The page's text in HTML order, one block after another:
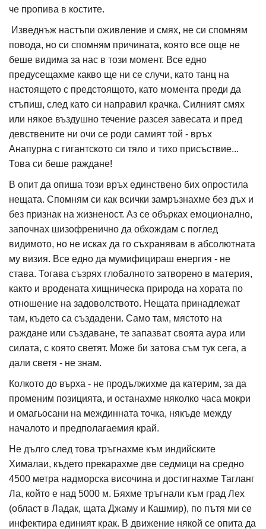
че пропива в костите.
Изведнъж настъпи оживление и смях, не си спомням
повода, но си спомням причината, която все още не
беше видима за нас в този момент. Все едно
предусещахме какво ще ни се случи, като танц на
настоящето с предстоящото, като момента преди да
стъпиш, след като си направил крачка. Силният смях
или някое въздушно течение разсея завесата и пред
девствените ни очи се роди самият той - връх
Анапурна с гигантското си тяло и тихо присъствие...
Това си беше раждане!
В опит да опиша този връх единствено бих опростила
нещата. Спомням си как всички замръзнахме без дъх и
без признак на жизненост. Аз се обърках емоционално,
започнах шизофренично да обхождам с поглед
видимото, но не исках да го съхранявам в абсолютната
му визия. Все едно да мумифицираш енергия - не
става. Тогава съзрях глобалното затворено в материя,
както и вродената хищническа природа на хората по
отношение на задоволството. Нещата принадлежат
там, където са създадени. Само там, мястото на
раждане или създаване, те запазват своята аура или
силата, с която светят. Може би затова съм тук сега, а
дали светя - не знам.
Колкото до върха - не продължихме да катерим, за да
променим позицията, и останахме няколко часа мокри
и омагьосани на междинната точка, някъде между
началото и предполагаемия край.
Не дълго след това тръгнахме към индийските
Хималаи, където прекарахме две седмици на средно
4500 метра надморска височина и достигнахме Тагланг
Ла, който е над 5000 м. Бяхме тръгнали към град Лех
(област в Ладак, щата Джаму и Кашмир), по пътя ми се
инфектира единият крак. В движение някой се опита да